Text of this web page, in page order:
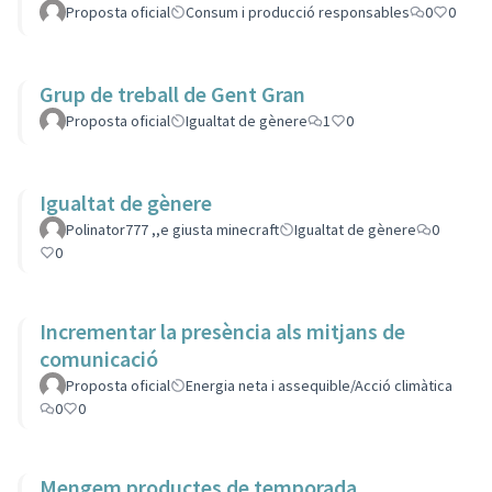
Proposta oficial Consum i producció responsables 0 0
Grup de treball de Gent Gran
Proposta oficial Igualtat de gènere 1 0
Igualtat de gènere
Polinator777 ,,e giusta minecraft Igualtat de gènere
0
0
Incrementar la presència als mitjans de
comunicació
Proposta oficial
Energia neta i assequible/Acció climàtica
0
0